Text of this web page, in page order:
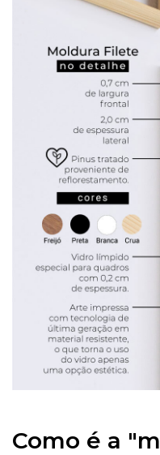
Como é a